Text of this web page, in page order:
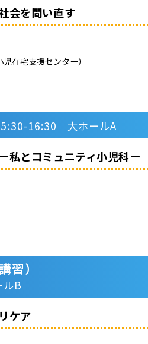
会を問い直す
在宅支援センター）
16:30 大ホールA
私とコミュニティ小児科ー
習）
B
ケア